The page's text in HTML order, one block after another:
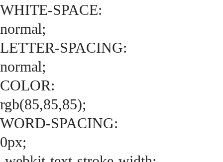
WHITE-SPACE:
normal;
LETTER-SPACING:
normal;
COLOR:
rgb(85,85,85);
WORD-SPACING:
0px;